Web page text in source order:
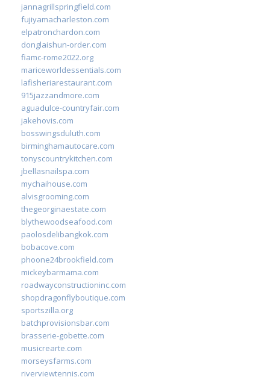
jannagrillspringfield.com
fujiyamacharleston.com
elpatronchardon.com
donglaishun-order.com
fiamc-rome2022.org
mariceworldessentials.com
lafisheriarestaurant.com
915jazzandmore.com
aguadulce-countryfair.com
jakehovis.com
bosswingsduluth.com
birminghamautocare.com
tonyscountrykitchen.com
jbellasnailspa.com
mychaihouse.com
alvisgrooming.com
thegeorginaestate.com
blythewoodseafood.com
paolosdelibangkok.com
bobacove.com
phoone24brookfield.com
mickeybarmama.com
roadwayconstructioninc.com
shopdragonflyboutique.com
sportszilla.org
batchprovisionsbar.com
brasserie-gobette.com
musicrearte.com
morseysfarms.com
riverviewtennis.com